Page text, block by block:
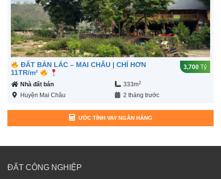
ĐẤT BẢN LÁC – MAI CHÂU | CHỈ HƠN
11TR/m²
3,700 Tỷ
Nhà đất bán 333m2
Huyện Mai Châu 2 tháng trước
ƯỚC TÍNH VAY NGÂN HÀNG
ĐẤT CÔNG NGHIỆP